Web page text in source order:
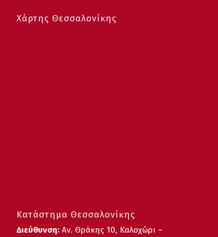
Χάρτης Θεσσαλονίκης
Κατάστημα Θεσσαλονίκης
Διεύθυνση:Αν. Θράκης 10, Καλοχώρι –